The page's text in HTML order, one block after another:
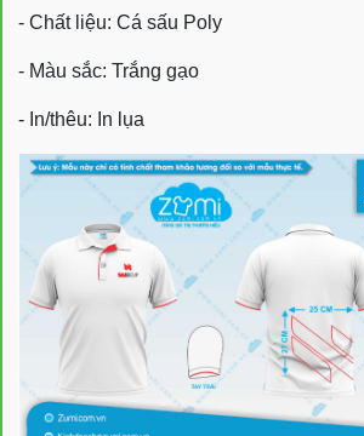
- Chất liệu: Cá sấu Poly
- Màu sắc: Trắng gạo
- In/thêu: In lụa